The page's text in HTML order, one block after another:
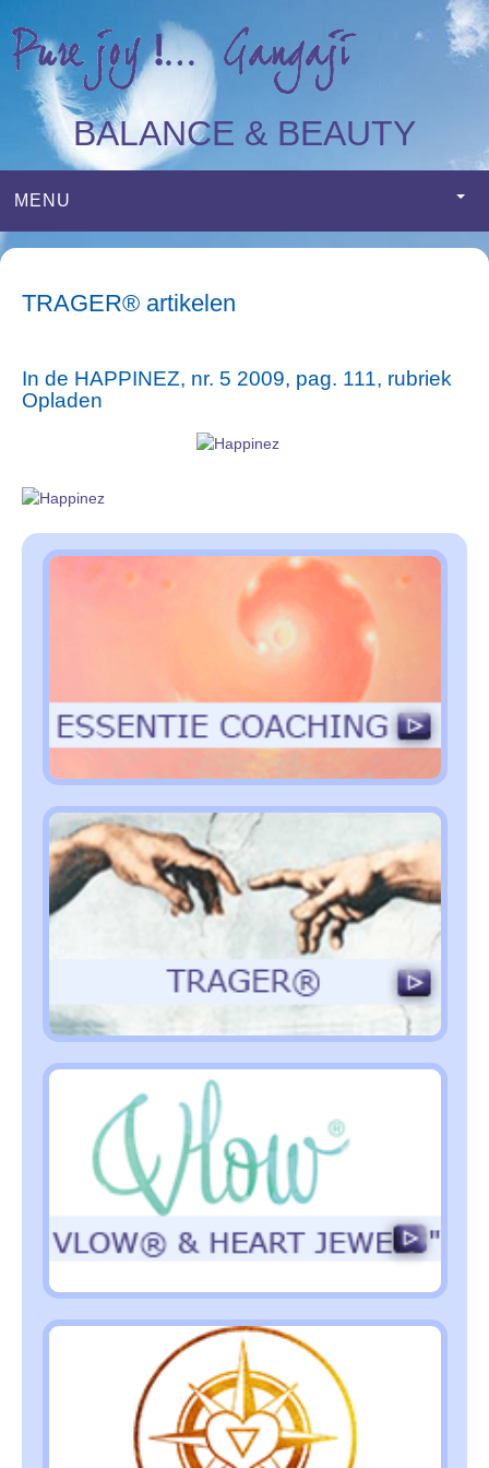
BALANCE & BEAUTY
MENU
TRAGER® artikelen
In de HAPPINEZ, nr. 5 2009, pag. 111, rubriek
Opladen